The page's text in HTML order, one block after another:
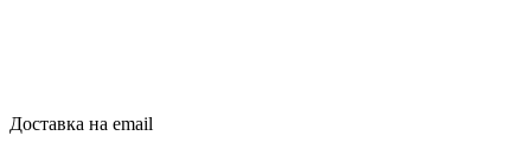
Доставка на email